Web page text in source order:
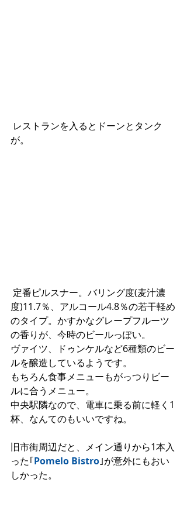
が。
度)11.7％、アルコール4.8％の若干軽め
のタイプ。かすかなグレープフルーツ
の香りが、今時のビールっぽい。
ヴァイツ、ドゥンケルなど6種類のビー
ルを醸造しているようです。
もちろん食事メニューもがっつりビー
ルに合うメニュー。
中央駅隣なので、電車に乗る前に軽く1
杯、なんてのもいいですね。
旧市街周辺だと、メイン通りから1本入
った｢Pomelo Bistro｣が意外にもおい
しかった。